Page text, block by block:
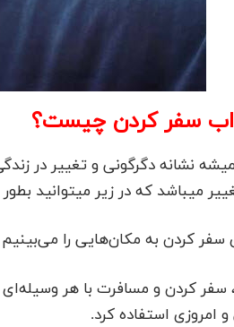
سفر کردن چیست؟
نشانه دگرگونی و تغییر در
میباشد که در زیر میتوانید
سفر کردن به مکان‌هایی را
سفر کردن و مسافرت با هر
امروزی استفاده کرد.